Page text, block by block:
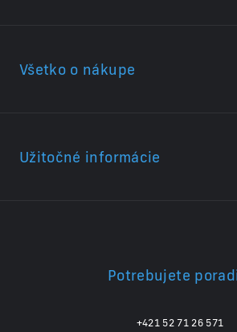
Všetko o nákupe
Užitočné informácie
Potrebujete
+421 52 71 26 571